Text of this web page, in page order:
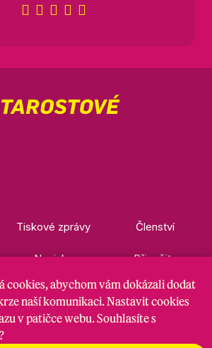
Tiskové zprávy
Novinky
Kontakty
Členství
Přispějte
Ke stažení
GDPRRSS kanál
cookies, abychom vám dokázali dodat
naší komunikaci. Nastavit cookies
v patičce webu. Souhlasíte s